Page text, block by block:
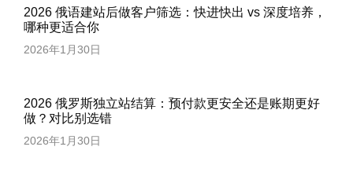
2026 俄语建站后做客户筛选：快进快出 vs 深度培养，
哪种更适合你
2026年1月30日
2026 俄罗斯独立站结算：预付款更安全还是账期更好
做？对比别选错
2026年1月30日